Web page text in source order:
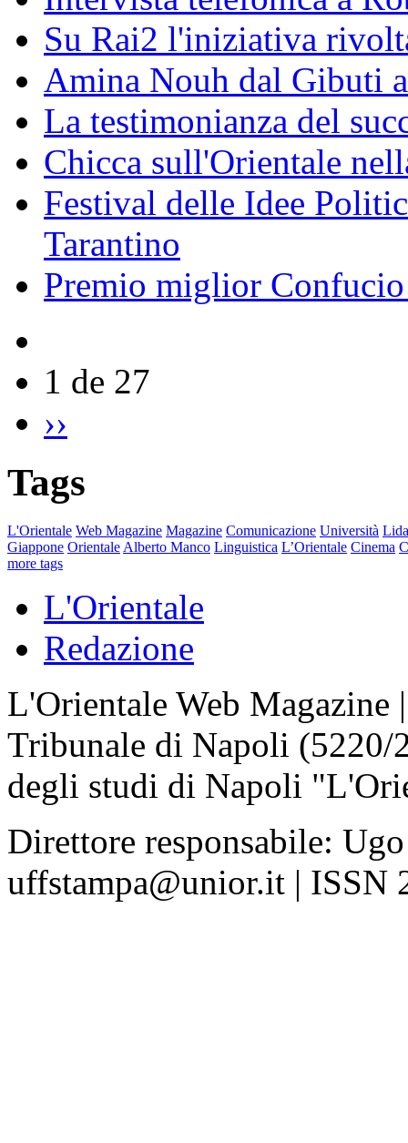
Su Rai2 l'iniziativa
Amina Nouh dal Gibuti
La testimonianza del
Chicca sull'Orientale
Festival delle Idee
Tarantino
Premio miglior
1 de 27
››
Tags
L'Orientale Web Magazine Magazine Comunicazione Università
Giappone Orientale Alberto Manco Linguistica L’Orientale Cinema
more tags
L'Orientale
Redazione
L'Orientale Web Magazine
Tribunale di Napoli
degli studi di Napoli
Direttore responsabile:
uffstampa@unior.it | ISSN